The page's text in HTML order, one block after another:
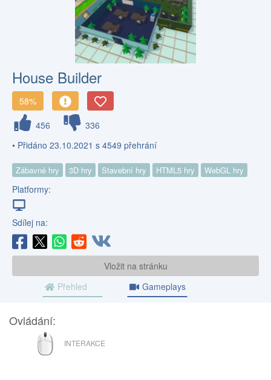
House Builder
58%
456
336
• Přidáno 23.10.2021 s 4549 přehrání
Zábavné hry 3D hry Stavební hry HTML5 hry WebGL hry
Platformy:
Sdílej na:
Vložit na stránku
Přehled
Gameplays
Ovládání:
MYŠ
INTERAKCE